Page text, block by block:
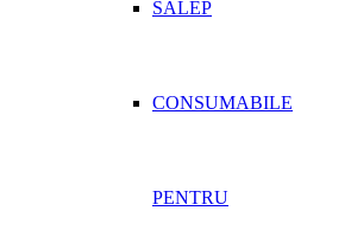
SALEP
CONSUMABILE
PENTRU